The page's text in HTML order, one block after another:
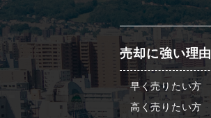
売却に強い理由
早く売りたい方
高く売りたい方